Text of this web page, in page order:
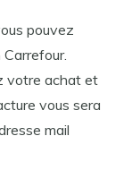
pouvez
votre achat et
vous sera
mail